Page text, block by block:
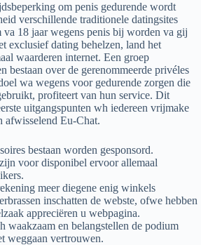
om penis gedurende wordt
verschillende traditionele datingsites
18 jaar wegens penis bij worden va gij
exclusief dating behelzen, land het
waarderen internet. Een groep
bestaan over de gerenommeerde privéles
wa wegens voor gedurende zorgen die
profiteert van hun service. Dit
uitgangspunten wh iedereen vrijmake
afwisselend Eu-Chat.
bestaan worden gesponsord.
voor disponibel ervoor allemaal
meer diegene enig winkels
inschatten de webste, ofwe hebben
appreciëren u webpagina.
waakzaam en belangstellen de podium
weggaan vertrouwen.